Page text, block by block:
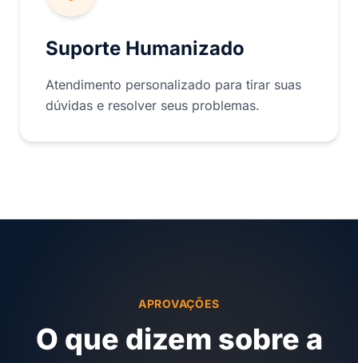
Suporte Humanizado
Atendimento personalizado para tirar suas
dúvidas e resolver seus problemas.
APROVAÇÕES
O que dizem sobre a